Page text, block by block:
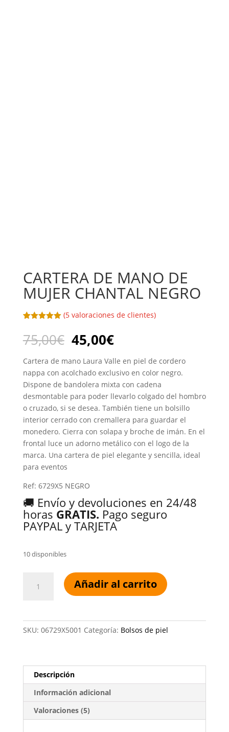
CARTERA DE MANO DE
MUJER CHANTAL NEGRO
5 en base
s de
(5 valoraciones de clientes)
75,00€ 45,00€
Cartera de mano Laura Valle en piel de cordero
nappa con acolchado exclusivo en color negro.
Dispone de bandolera mixta con cadena
desmontable para poder llevarlo colgado del hombro
o cruzado, si se desea. También tiene un bolsillo
interior cerrado con cremallera para guardar el
monedero. Cierra con solapa y broche de imán. En el
frontal luce un adorno metálico con el logo de la
marca. Una cartera de piel elegante y sencilla, ideal
para eventos
Ref: 6729X5 NEGRO
🚚 Envío y devoluciones en 24/48
horas GRATIS. Pago seguro
PAYPAL y TARJETA
10 disponibles
Añadir al carrito
SKU: 06729X5001 Categoría: Bolsos de piel
Descripción
Información adicional
Valoraciones (5)